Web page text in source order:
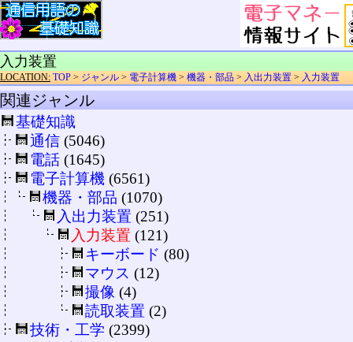
入力装置
LOCATION: TOP > ジャンル > 電子計算機 > 機器・部品 > 入出力装置 > 入力装置
関連ジャンル
基礎知識
通信 (5046)
電話 (1645)
電子計算機 (6561)
機器・部品 (1070)
入出力装置 (251)
入力装置 (121)
キーボード (80)
マウス (12)
撮像 (4)
読取装置 (2)
技術・工学 (2399)